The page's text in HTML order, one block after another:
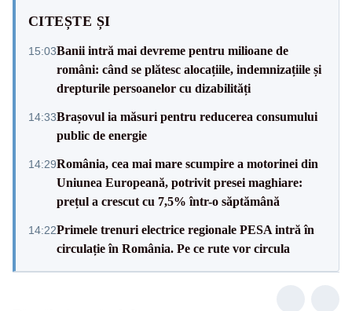
CITEȘTE ȘI
15:03Banii intră mai devreme pentru milioane de
români: când se plătesc alocațiile, indemnizațiile și
drepturile persoanelor cu dizabilități
14:33Brașovul ia măsuri pentru reducerea consumului
public de energie
14:29România, cea mai mare scumpire a motorinei din
Uniunea Europeană, potrivit presei maghiare:
prețul a crescut cu 7,5% într-o săptămână
14:22Primele trenuri electrice regionale PESA intră în
circulație în România. Pe ce rute vor circula